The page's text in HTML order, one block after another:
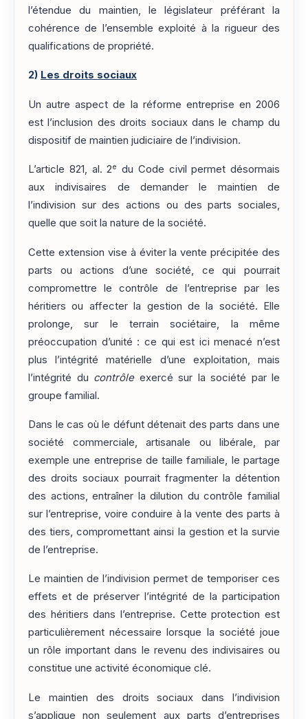
l’étendue du maintien, le législateur préférant la
cohérence de l’ensemble exploité à la rigueur des
qualifications de propriété.
2) Les droits sociaux
Un autre aspect de la réforme entreprise en 2006
est l’inclusion des droits sociaux dans le champ du
dispositif de maintien judiciaire de l’indivision.
L’article 821, al. 2e du Code civil permet désormais
aux indivisaires de demander le maintien de
l’indivision sur des actions ou des parts sociales,
quelle que soit la nature de la société.
Cette extension vise à éviter la vente précipitée des
parts ou actions d’une société, ce qui pourrait
compromettre le contrôle de l’entreprise par les
héritiers ou affecter la gestion de la société. Elle
prolonge, sur le terrain sociétaire, la même
préoccupation d’unité : ce qui est ici menacé n’est
plus l’intégrité matérielle d’une exploitation, mais
l’intégrité du contrôleexercé sur la société par le
groupe familial.
Dans le cas où le défunt détenait des parts dans une
société commerciale, artisanale ou libérale, par
exemple une entreprise de taille familiale, le partage
des droits sociaux pourrait fragmenter la détention
des actions, entraîner la dilution du contrôle familial
sur l’entreprise, voire conduire à la vente des parts à
des tiers, compromettant ainsi la gestion et la survie
de l’entreprise.
Le maintien de l’indivision permet de temporiser ces
effets et de préserver l’intégrité de la participation
des héritiers dans l’entreprise. Cette protection est
particulièrement nécessaire lorsque la société joue
un rôle important dans le revenu des indivisaires ou
constitue une activité économique clé.
Le maintien des droits sociaux dans l’indivision
s’applique non seulement aux parts d’entreprises